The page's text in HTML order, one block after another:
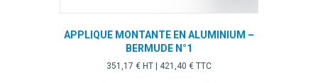
APPLIQUE MONTANTE EN ALUMINIUM –
BERMUDE N°1
351,17 € HT | 421,40 € TTC